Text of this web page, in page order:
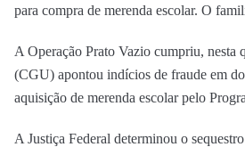
para compra de merenda escolar. O
A Operação Prato Vazio cumpriu, nesta
(CGU) apontou indícios de fraude em
aquisição de merenda escolar pelo
A Justiça Federal determinou o